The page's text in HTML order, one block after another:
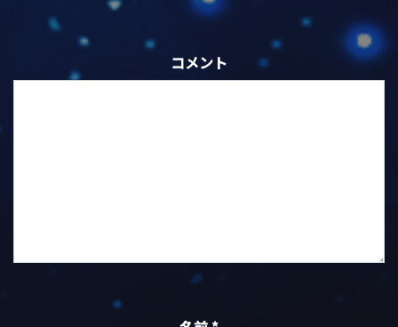
コメント